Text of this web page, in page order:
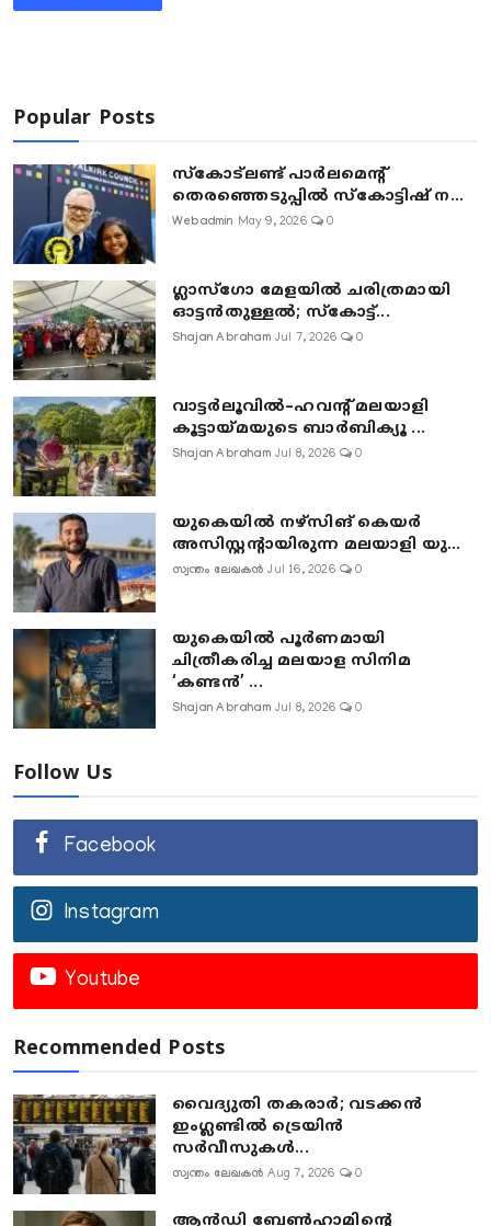
Popular Posts
സ്കോട്ലണ്ട് പാർലമെന്റ്
തെരഞ്ഞെടുപ്പിൽ സ്കോട്ടിഷ് ന...
Webadmin May 9, 2026 0
ഗ്ലാസ്‌ഗോ മേളയിൽ ചരിത്രമായി
ഓട്ടൻതുള്ളൽ; സ്‌കോട്ട്...
Shajan Abraham Jul 7, 2026 0
വാട്ടർലൂവിൽ–ഹവന്റ് മലയാളി
കൂട്ടായ്മയുടെ ബാർബിക്യൂ ...
Shajan Abraham Jul 8, 2026 0
യുകെയിൽ നഴ്സിങ് കെയർ
അസിസ്റ്റന്റായിരുന്ന മലയാളി യു...
സ്വന്തം ലേഖകൻ Jul 16, 2026 0
യുകെയിൽ പൂർണമായി
ചിത്രീകരിച്ച മലയാള സിനിമ
‘കണ്ടൻ’ ...
Shajan Abraham Jul 8, 2026 0
Follow Us
Facebook
Instagram
Youtube
Recommended Posts
വൈദ്യുതി തകരാർ; വടക്കൻ
ഇംഗ്ലണ്ടിൽ ട്രെയിൻ
സർവീസുകൾ...
സ്വന്തം ലേഖകൻ Aug 7, 2026 0
ആൻഡി ബേൺഹാമിന്റെ